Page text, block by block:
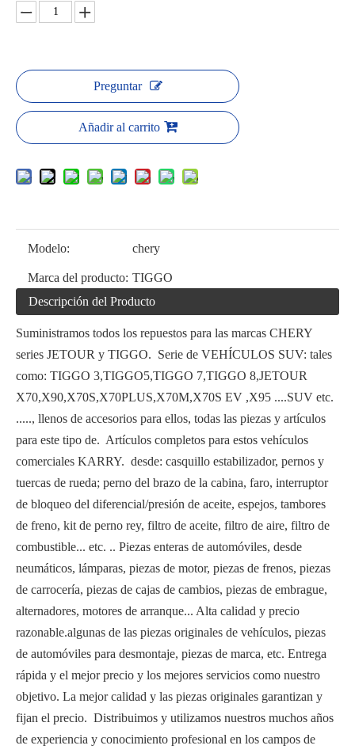
Preguntar
Añadir al carrito
Modelo: chery
Marca del producto: TIGGO
Descripción del Producto
Suministramos todos los repuestos para las marcas CHERY
series JETOUR y TIGGO. Serie de VEHÍCULOS SUV: tales
como: TIGGO 3,TIGGO5,TIGGO 7,TIGGO 8,JETOUR
X70,X90,X70S,X70PLUS,X70M,X70S EV ,X95 ....SUV etc.
....., llenos de accesorios para ellos, todas las piezas y artículos
para este tipo de. Artículos completos para estos vehículos
comerciales KARRY. desde: casquillo estabilizador, pernos y
tuercas de rueda; perno del brazo de la cabina, faro, interruptor
de bloqueo del diferencial/presión de aceite, espejos, tambores
de freno, kit de perno rey, filtro de aceite, filtro de aire, filtro de
combustible... etc. .. Piezas enteras de automóviles, desde
neumáticos, lámparas, piezas de motor, piezas de frenos, piezas
de carrocería, piezas de cajas de cambios, piezas de embrague,
alternadores, motores de arranque... Alta calidad y precio
razonable.algunas de las piezas originales de vehículos, piezas
de automóviles para desmontaje, piezas de marca, etc. Entrega
rápida y el mejor precio y los mejores servicios como nuestro
objetivo. La mejor calidad y las piezas originales garantizan y
fijan el precio. Distribuimos y utilizamos nuestros muchos años
de experiencia y conocimiento profesional en los campos de